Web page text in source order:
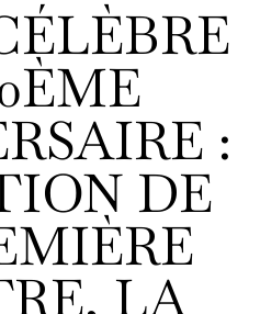
:
DE
LA